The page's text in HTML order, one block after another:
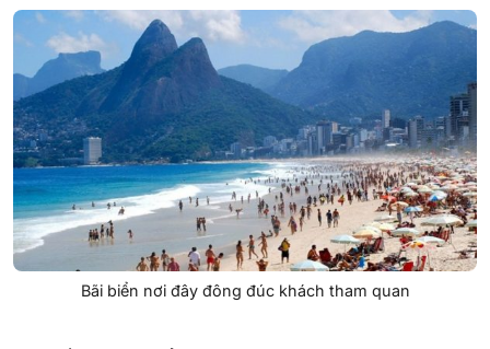
Bãi biển nơi đây đông đúc khách tham quan